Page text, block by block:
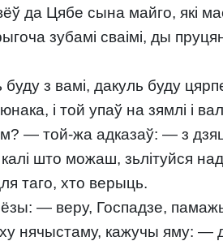
да Цябе сына майго, які
зубамі сваімі, ды
з вамі, дакуль буду
і той упаў на зямлі і
— той-жа адказаў: — з
калі што можаш, зьлітуйся
таго, хто верыць.
— веру, Госпадзе,
нячыстаму, кажучы яму: —